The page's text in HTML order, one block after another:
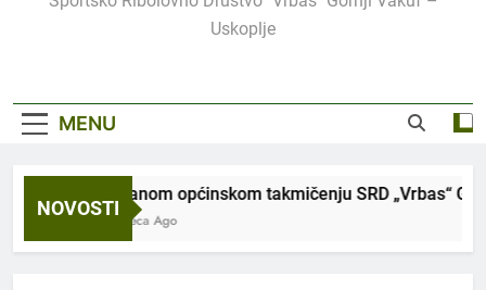
Uskoplje
MENU
NOVOSTI
Održanom općinskom takmičenju SRD „Vrbas“
2 Mjeseca Ago